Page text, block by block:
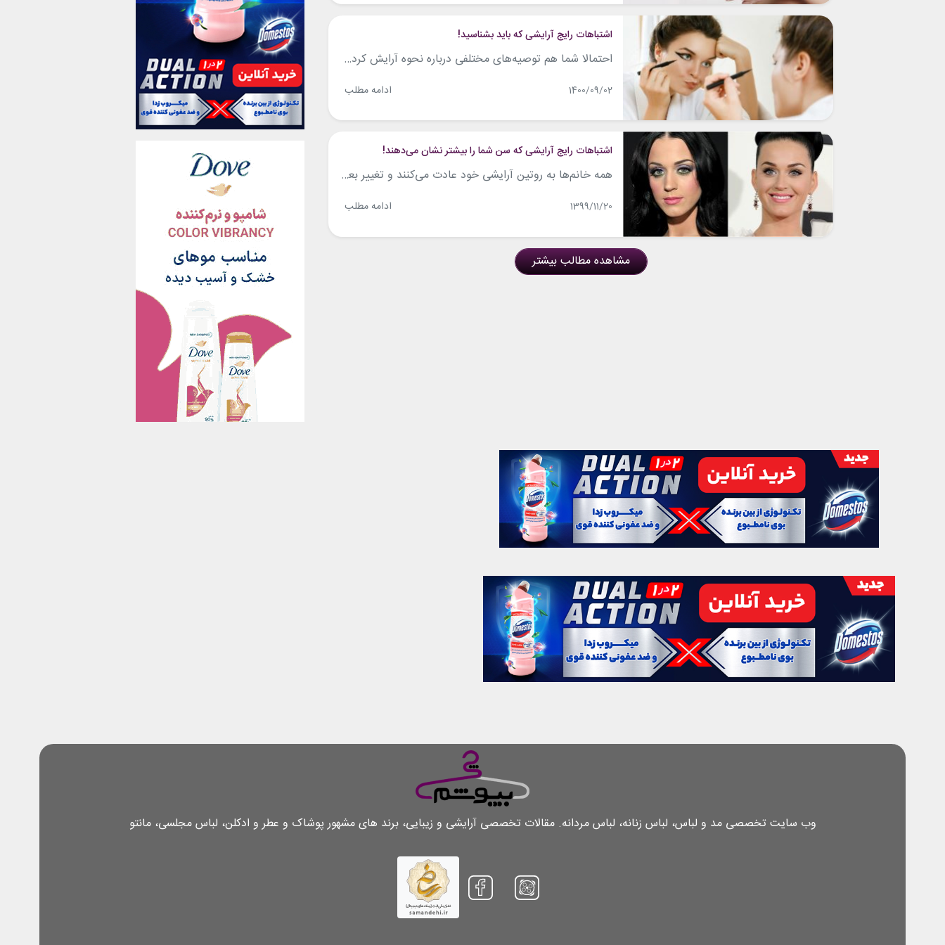
اشتباهات رایج آرایشی که باید بشناسید!
احتمالا شما هم توصیه‌های مختلفی درباره نحوه آرایش کردن صورت شنیده اید که ممکن است حقیقت نداشته و تنها باور‌های غلطی درباره آرایش باشند که در بین ما ترویج یافته اند. اگر دوست دارید که با چند نمونه از باور‌های اشتباه آرایشی آشنا شوید، در ادامه مطلب همراه مان باشید. استفاده از کانسیلر قبل از...
1400/09/02 ادامه مطلب
اشتباهات رایج آرایشی که سن شما را بیشتر نشان می‌‌‌دهند!
همه خانم‌ها به روتین آرایشی خود عادت می‌کنند و تغییر بعضی از این عادت‌ها بسیار مشکل است. امروز لیستی از عادت‌های اشتباه آرایشی را آماده کرده‌ایم که سن شما را بیشتر نشان می‌دهند. سعی کنید روتین آرایشی قدیمی خود را به روز کنید تا صورتی جوان و شاداب‌تر داشته باشید. مطالب مرتبط: تکنیک های...
1399/11/20 ادامه مطلب
مشاهده مطالب بیشتر
وب سایت تخصصی مد و لباس، لباس زنانه، لباس مردانه. مقالات تخصصی آرایشی و زیبایی، برند های مشهور پوشاک و عطر و ادکلن، لباس مجلسی، مانتو